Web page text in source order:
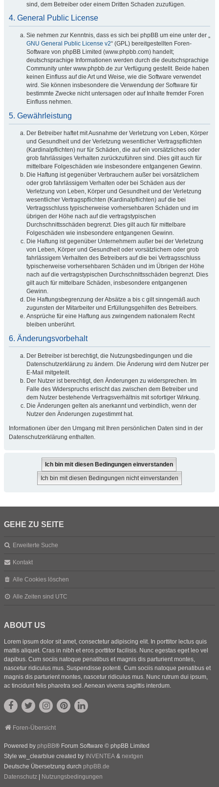
sind, dem Betreiber oder einem Dritten Schaden zuzufügen.
4. General Public License
Sie nehmen zur Kenntnis, dass es sich bei phpBB um eine unter der „
GNU General Public License v2“ (GPL) bereitgestellten Foren-
Software von phpBB Limited (www.phpbb.com) handelt;
deutschsprachige Informationen werden durch die deutschsprachige
Community unter www.phpbb.de zur Verfügung gestellt. Beide haben
keinen Einfluss auf die Art und Weise, wie die Software verwendet
wird. Sie können insbesondere die Verwendung der Software für
bestimmte Zwecke nicht untersagen oder auf Inhalte fremder Foren
Einfluss nehmen.
5. Gewährleistung
Der Betreiber haftet mit Ausnahme der Verletzung von Leben, Körper
und Gesundheit und der Verletzung wesentlicher Vertragspflichten
(Kardinalpflichten) nur für Schäden, die auf ein vorsätzliches oder
grob fahrlässiges Verhalten zurückzuführen sind. Dies gilt auch für
mittelbare Folgeschäden wie insbesondere entgangenen Gewinn.
Die Haftung ist gegenüber Verbrauchern außer bei vorsätzlichem
oder grob fahrlässigem Verhalten oder bei Schäden aus der
Verletzung von Leben, Körper und Gesundheit und der Verletzung
wesentlicher Vertragspflichten (Kardinalpflichten) auf die bei
Vertragsschluss typischerweise vorhersehbaren Schäden und im
übrigen der Höhe nach auf die vertragstypischen
Durchschnittsschäden begrenzt. Dies gilt auch für mittelbare
Folgeschäden wie insbesondere entgangenen Gewinn.
Die Haftung ist gegenüber Unternehmern außer bei der Verletzung
von Leben, Körper und Gesundheit oder vorsätzlichem oder grob
fahrlässigem Verhalten des Betreibers auf die bei Vertragsschluss
typischerweise vorhersehbaren Schäden und im Übrigen der Höhe
nach auf die vertragstypischen Durchschnittsschäden begrenzt. Dies
gilt auch für mittelbare Schäden, insbesondere entgangenen
Gewinn.
Die Haftungsbegrenzung der Absätze a bis c gilt sinngemäß auch
zugunsten der Mitarbeiter und Erfüllungsgehilfen des Betreibers.
Ansprüche für eine Haftung aus zwingendem nationalem Recht
bleiben unberührt.
6. Änderungsvorbehalt
Der Betreiber ist berechtigt, die Nutzungsbedingungen und die
Datenschutzerklärung zu ändern. Die Änderung wird dem Nutzer per
E-Mail mitgeteilt.
Der Nutzer ist berechtigt, den Änderungen zu widersprechen. Im
Falle des Widerspruchs erlischt das zwischen dem Betreiber und
dem Nutzer bestehende Vertragsverhältnis mit sofortiger Wirkung.
Die Änderungen gelten als anerkannt und verbindlich, wenn der
Nutzer den Änderungen zugestimmt hat.
Informationen über den Umgang mit Ihren persönlichen Daten sind in der
Datenschutzerklärung enthalten.
GEHE ZU SEITE
Erweiterte Suche
Kontakt
Alle Cookies löschen
Alle Zeiten sind UTC
ABOUT US
Lorem ipsum dolor sit amet, consectetur adipiscing elit. In porttitor lectus quis
mattis aliquet. Cras in nibh et eros porttitor facilisis. Nunc egestas eget leo vel
dapibus. Cum sociis natoque penatibus et magnis dis parturient montes,
nascetur ridiculus mus. Suspendisse potenti. Cum sociis natoque penatibus et
magnis dis parturient montes, nascetur ridiculus mus. Nunc rutrum dui ipsum,
ac tincidunt felis pharetra sed. Aenean viverra sagittis interdum.
Foren-Übersicht
Powered by phpBB® Forum Software © phpBB Limited
Style we_clearblue created by INVENTEA & nextgen
Deutsche Übersetzung durch phpBB.de
Datenschutz | Nutzungsbedingungen